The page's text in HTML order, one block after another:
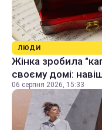
ЛЮДИ
Жінка зробила
своєму домі:
06 серпня 2026, 15:33